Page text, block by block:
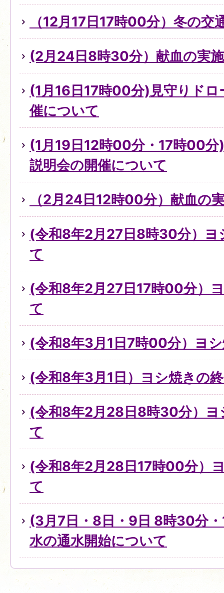
（12月17日17時00分）冬の交
(2月24日8時30分）献血の実
(1月16日17時00分)見守りドロ
催について
(1月19日12時00分・17時00分
説明会の開催について
（2月24日12時00分）献血の
(令和8年2月27日8時30分）ヨ
て
(令和8年2月27日17時00分）
て
(令和8年3月1日7時00分）ヨ
(令和8年3月1日）ヨシ焼きの
(令和8年2月28日8時30分）ヨ
て
(令和8年2月28日17時00分）
て
(3月7日・8日・9日 8時30分
水の通水開始について